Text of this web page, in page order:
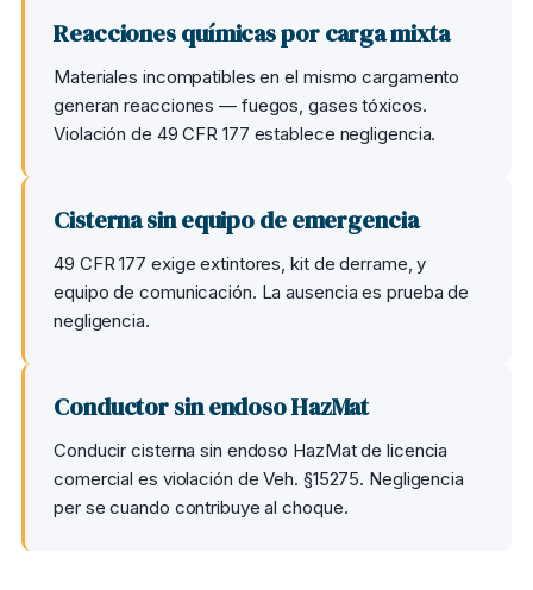
Reacciones químicas por carga mixta
Materiales incompatibles en el mismo cargamento
generan reacciones — fuegos, gases tóxicos.
Violación de 49 CFR 177 establece negligencia.
Cisterna sin equipo de emergencia
49 CFR 177 exige extintores, kit de derrame, y
equipo de comunicación. La ausencia es prueba de
negligencia.
Conductor sin endoso HazMat
Conducir cisterna sin endoso HazMat de licencia
comercial es violación de Veh. §15275. Negligencia
per se cuando contribuye al choque.